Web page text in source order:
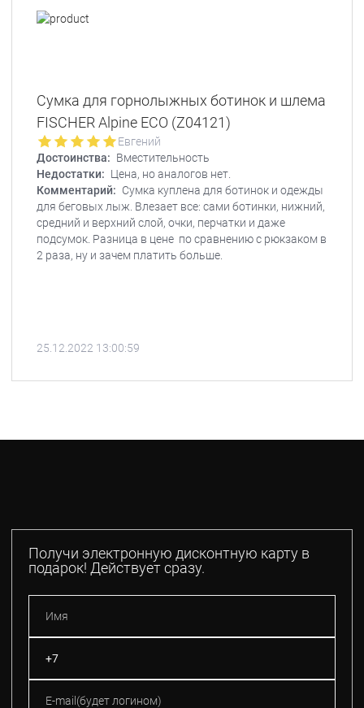
Сумка для горнолыжных ботинок и шлема
FISCHER Alpine ECO (Z04121)
Евгений
Достоинства: Вместительность
Недостатки: Цена, но аналогов нет.
Комментарий:
для беговых лыж. Влезает все: сами ботинки, нижний,
средний и верхний слой, очки, перчатки и даже
подсумок. Разница в цене по сравнению с рюкзаком в
2 раза, ну и зачем платить больше.
25.12.2022 13:00:59
Получи электронную дисконтную карту в
подарок! Действует сразу.